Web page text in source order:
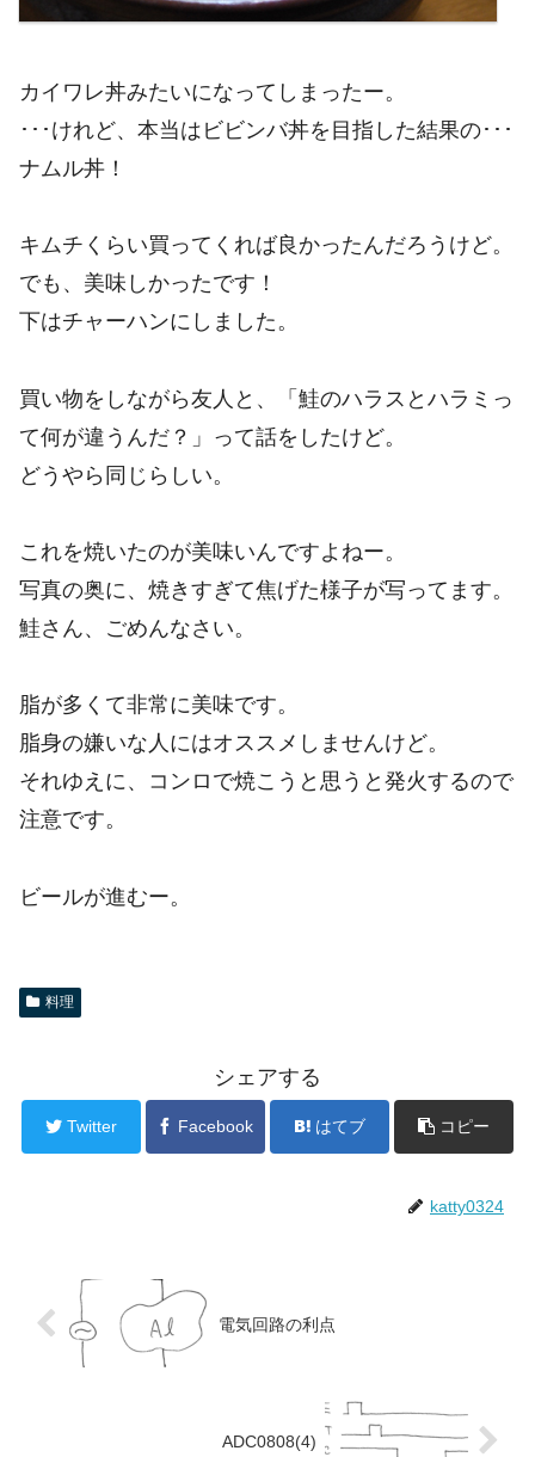
カイワレ丼みたいになってしまったー。
･･･けれど、本当はビビンバ丼を目指した結果の･･･
ナムル丼！
キムチくらい買ってくれば良かったんだろうけど。
でも、美味しかったです！
下はチャーハンにしました。
買い物をしながら友人と、「鮭のハラスとハラミっ
て何が違うんだ？」って話をしたけど。
どうやら同じらしい。
これを焼いたのが美味いんですよねー。
写真の奥に、焼きすぎて焦げた様子が写ってます。
鮭さん、ごめんなさい。
脂が多くて非常に美味です。
脂身の嫌いな人にはオススメしませんけど。
それゆえに、コンロで焼こうと思うと発火するので
注意です。
ビールが進むー。
料理
シェアする
Twitter Facebook はてブ コピー
katty0324
電気回路の利点
ADC0808(4)